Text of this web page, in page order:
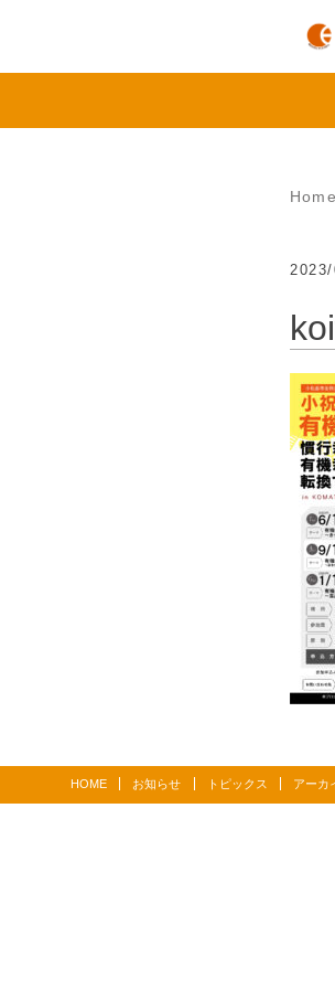
content
Home
HOME お知らせ トピックス アーカ